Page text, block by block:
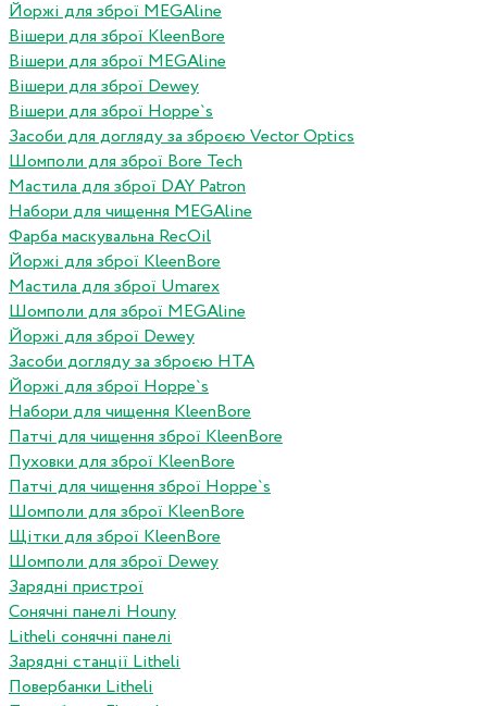
Йоржі для зброї MEGAline
Вішери для зброї KleenBore
Вішери для зброї MEGAline
Вішери для зброї Dewey
Вішери для зброї Hoppe`s
Засоби для догляду за зброєю Vector Optics
Шомполи для зброї Bore Tech
Мастила для зброї DAY Patron
Набори для чищення MEGAline
Фарба маскувальна RecOil
Йоржі для зброї KleenBore
Мастила для зброї Umarex
Шомполи для зброї MEGAline
Йоржі для зброї Dewey
Засоби догляду за зброєю HTA
Йоржі для зброї Hoppe`s
Набори для чищення KleenBore
Патчі для чищення зброї KleenBore
Пуховки для зброї KleenBore
Патчі для чищення зброї Hoppe`s
Шомполи для зброї KleenBore
Щітки для зброї KleenBore
Шомполи для зброї Dewey
Зарядні пристрої
Сонячні панелі Houny
Litheli сонячні панелі
Зарядні станції Litheli
Повербанки Litheli